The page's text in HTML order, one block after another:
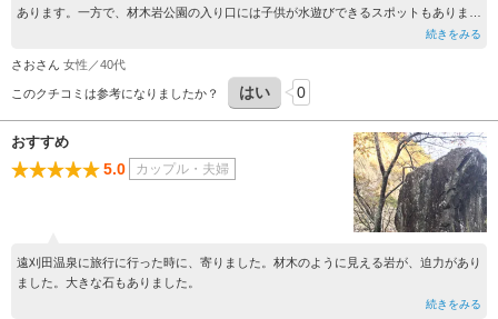
あります。一方で、材木岩公園の入り口には子供が水遊びできるスポットもありま
す。２、３歳の子供；なら、水着になるのがおすすめくらいの割と楽しい遊び場で
続きをみる
さおさん 女性／40代
このクチコミは参考になりましたか？ はい 0
おすすめ
5.0 カップル・夫婦
遠刈田温泉に旅行に行った時に、寄りました。材木のように見える岩が、迫力があり
ました。大きな石もありました。
続きをみる